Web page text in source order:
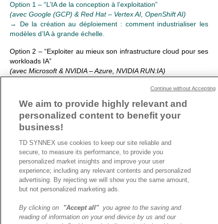
Option 1 – “L’IA de la conception à l’exploitation”
(avec Google (GCP) & Red Hat – Vertex AI, OpenShift AI)
→ De la création au déploiement : comment industrialiser les
modèles d’IA à grande échelle.
Option 2 – “Exploiter au mieux son infrastructure cloud pour ses
workloads IA”
(avec Microsoft & NVIDIA – Azure, NVIDIA RUN:IA)
Pour vous inscrire cliquez ici.
ARTICLE PRÉCÉDENT
A propos de TD SYNNEX
Historique
Devenir Client
We aim to provide highly relevant and
personalized content to benefit your
business!
TD SYNNEX use cookies to keep our site reliable and
secure, to measure its performance, to provide you
personalized market insights and improve your user
experience; including any relevant contents and personalized
advertising. By rejecting we will show you the same amount,
but not personalized marketing ads.
By clicking on "Accept all"you agree to the saving and
reading of information on your end device by us and our
Continue without Accepting